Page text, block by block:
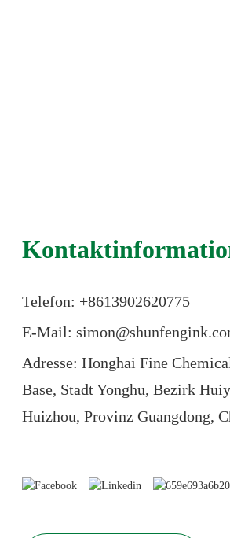
Telefon: +8613902620775
E-Mail:
Adresse: Honghai Fine
Base, Stadt Yonghu, Bezirk
Huizhou, Provinz Guangdong,